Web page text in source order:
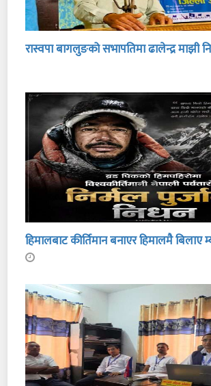
रास्वपा बागलुङको सभापतिमा ढालेन्द्र माझी
हिमालबाट कीर्तिमान बनाएर हिमालमै बिलाए